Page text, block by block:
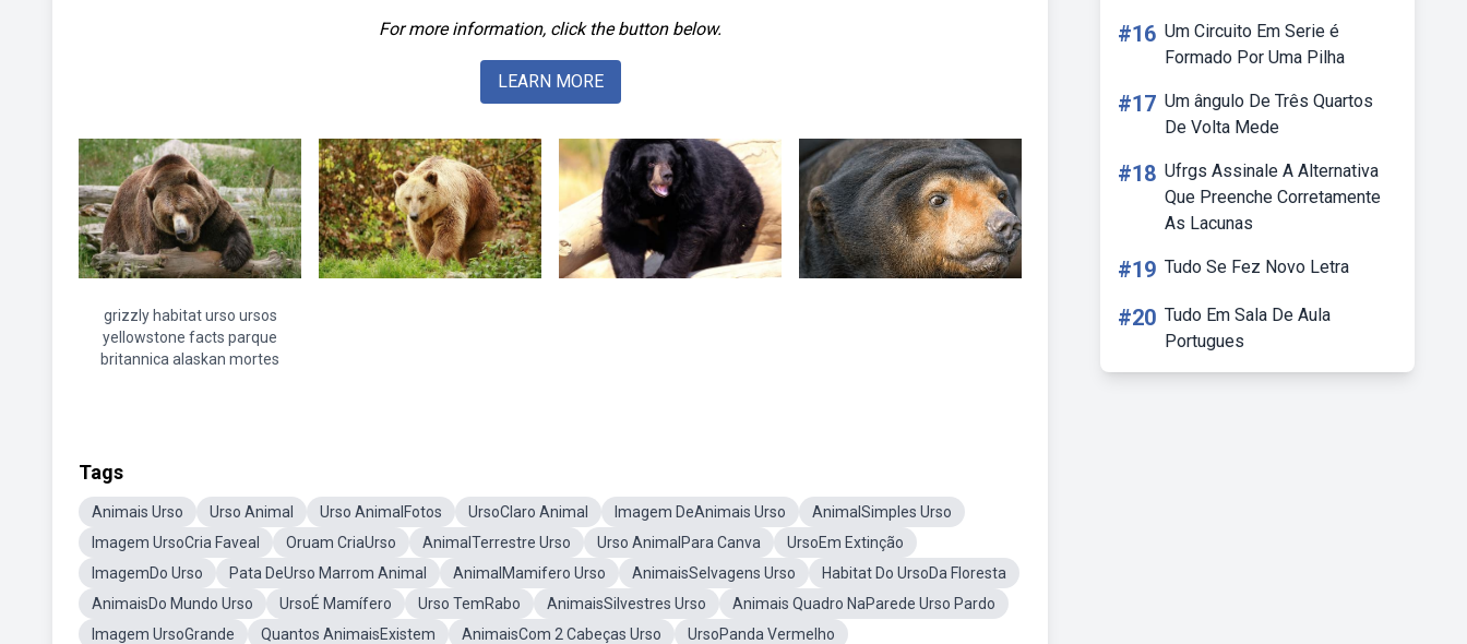
For more information, click the button below.
LEARN MORE
grizzly habitat urso ursos
yellowstone facts parque
britannica alaskan mortes
Tags
Animais Urso Urso Animal Urso AnimalFotos UrsoClaro Animal Imagem DeAnimais Urso
AnimalSimples Urso
Imagem UrsoCria Faveal
Oruam CriaUrso AnimalTerrestre Urso Urso AnimalPara Canva
UrsoEm Extinção
ImagemDo Urso
Pata DeUrso Marrom Animal AnimalMamifero Urso AnimaisSelvagens Urso
Habitat Do UrsoDa Floresta
AnimaisDo Mundo Urso
UrsoÉ Mamífero Urso TemRabo AnimaisSilvestres Urso
Animais Quadro NaParede Urso Pardo
Imagem UrsoGrande
Quantos AnimaisExistem AnimaisCom 2 Cabeças Urso
UrsoPanda Vermelho
#16 Um Circuito Em Serie é
Formado Por Uma Pilha
#17 Um ângulo De Três Quartos
De Volta Mede
#18 Ufrgs Assinale A Alternativa
Que Preenche Corretamente
As Lacunas
#19 Tudo Se Fez Novo Letra
#20 Tudo Em Sala De Aula
Portugues